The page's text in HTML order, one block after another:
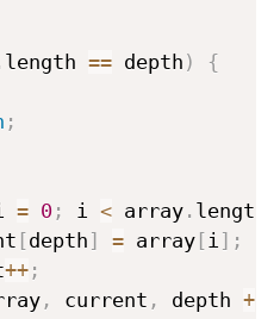
length == depth ) {
;
= 0 ; i < array . length
[depth ] = array [ i ] ;
++ ;
, current , depth +